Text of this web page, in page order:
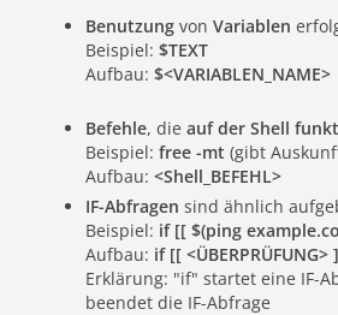
Benutzung von Variablen
Beispiel: $TEXT
Aufbau: $<VARIABLEN_NAME>
Befehle, die auf der Shell
Beispiel: free -mt (gibt
Aufbau: <Shell_BEFEHL>
IF-Abfragen sind ähnlich
Beispiel: if [[ $(ping
Aufbau: if [[
Erklärung: "if" startet eine IF-
beendet die IF-Abfrage